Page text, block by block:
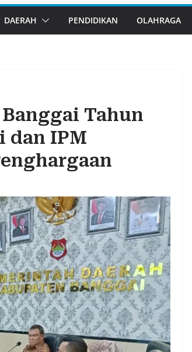
DAERAH PENDIDIKAN OLAHRAGA
Tahun
dan IPM